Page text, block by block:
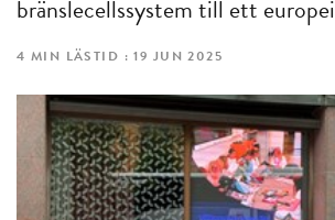
bränslecellssystem till ett
4 MIN LÄSTID : 19 JUN 2025